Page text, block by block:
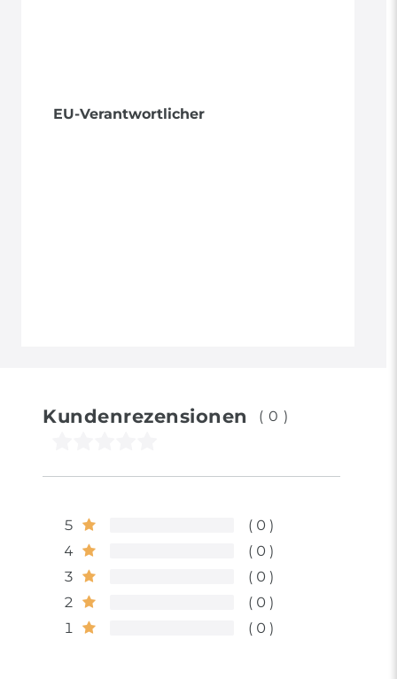
EU-Verantwortlicher
Kundenrezensionen (0)
5
0
4
0
3
0
2
0
1
0